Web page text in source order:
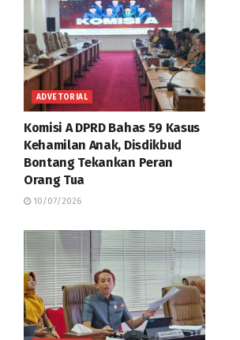
ADVETORIAL
Komisi A DPRD Bahas 59 Kasus
Kehamilan Anak, Disdikbud
Bontang Tekankan Peran
Orang Tua
10/07/2026